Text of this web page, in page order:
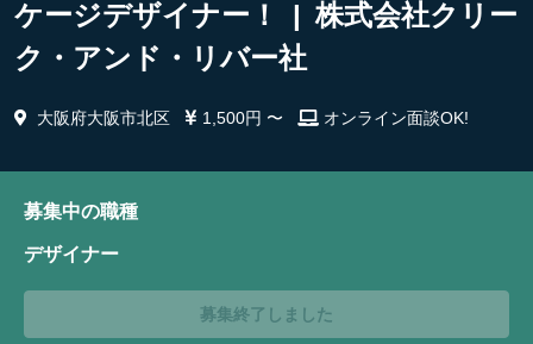
ケージデザイナー！ | 株式会社クリー
ク・アンド・リバー社
大阪府大阪市北区 1,500円 〜 オンライン面談OK!
募集中の職種
デザイナー
募集終了しました